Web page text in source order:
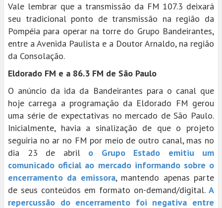
Vale lembrar que a transmissão da FM 107.3 deixará
seu tradicional ponto de transmissão na região da
Pompéia para operar na torre do Grupo Bandeirantes,
entre a Avenida Paulista e a Doutor Arnaldo, na região
da Consolação.
Eldorado FM e a 86.3 FM de São Paulo
O anúncio da ida da Bandeirantes para o canal que
hoje carrega a programação da Eldorado FM gerou
uma série de expectativas no mercado de São Paulo.
Inicialmente, havia a sinalização de que o projeto
seguiria no ar no FM por meio de outro canal, mas no
dia 23 de abril o Grupo Estado emitiu um
comunicado oficial ao mercado informando sobre o
encerramento da emissora, mantendo apenas parte
de seus conteúdos em formato on-demand/digital. A
repercussão do encerramento foi negativa entre